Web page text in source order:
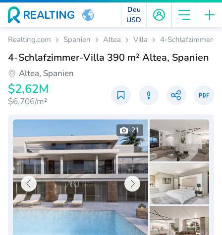
Deu
USD
Realting.com Spanien Altea Villa 4-Schlafzimmer-
4-Schlafzimmer-Villa 390 m² Altea, Spanien
Altea, Spanien
$2,62M
$6,706/m²
21